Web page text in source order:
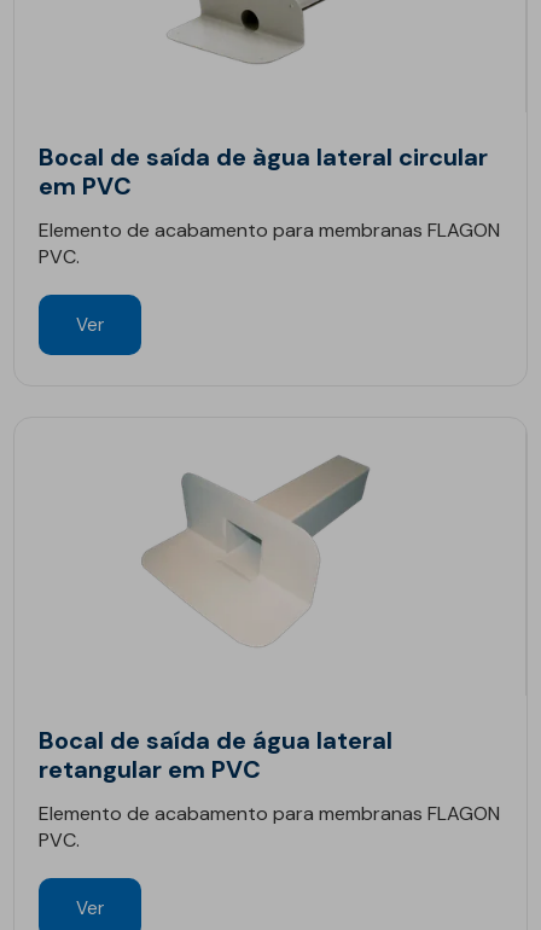
Bocal de saída de àgua lateral circular
em PVC
Elemento de acabamento para membranas FLAGON
PVC.
Ver
Bocal de saída de água lateral
retangular em PVC
Elemento de acabamento para membranas FLAGON
PVC.
Ver